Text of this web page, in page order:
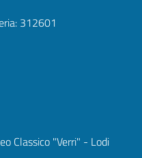
312601
Classico "Verri" - Lodi